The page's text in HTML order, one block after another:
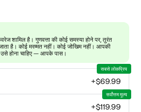
शामिल है। गुणवत्ता की कोई समस्या होने पर, तुरंत
है। कोई मरम्मत नहीं। कोई जोखिम नहीं। आपकी
उसे होना चाहिए — आपके पास।
सबसे लोकप्रिय
+$69.99
सर्वोत्तम मूल्य
+$119.99